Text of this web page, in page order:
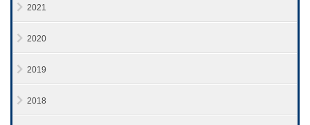
2021
2020
2019
2018